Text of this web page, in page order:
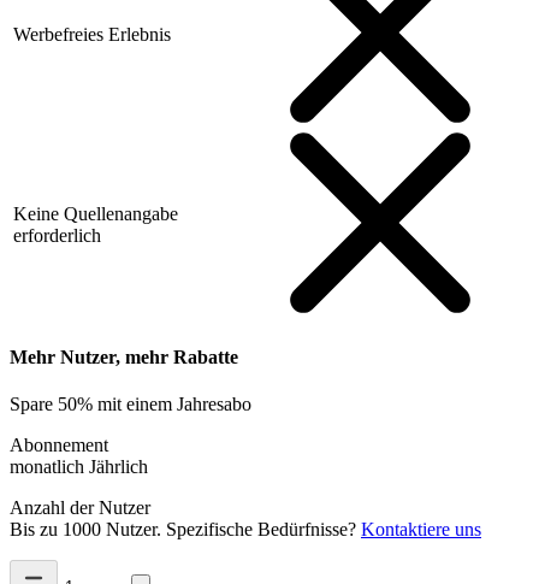
Werbefreies Erlebnis
Keine Quellenangabe
erforderlich
Mehr Nutzer, mehr Rabatte
Spare 50% mit einem Jahresabo
Abonnement
monatlich Jährlich
Anzahl der Nutzer
Bis zu 1000 Nutzer. Spezifische Bedürfnisse? Kontaktiere uns